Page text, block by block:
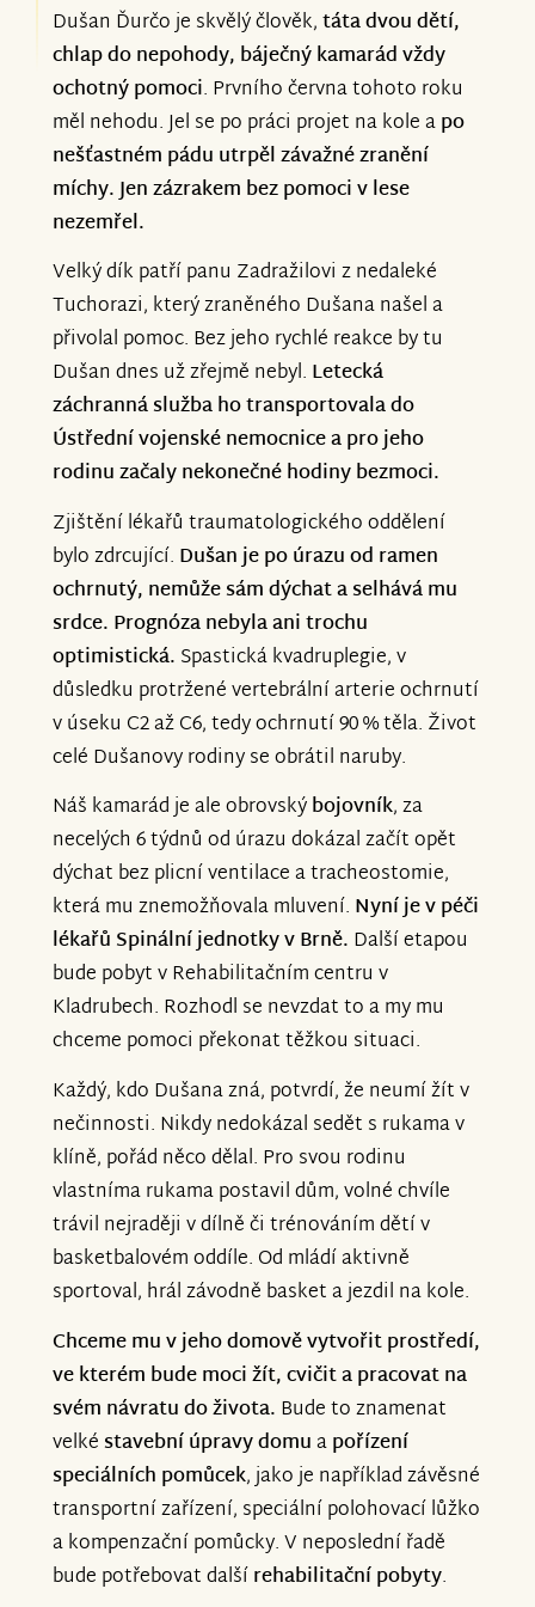
víru, že to společně zvládneme!
Blanka Svobodová a Štolmířáci
se rozhodli nechat sbírku i nadále
běžet. Do budoucna Dušana čekají
nákladné rehabilitace, budeme muset
uzpůsobit bydlení a pořídit kompenzační
pomůcky - velkou část z toho všeho
bohužel pojišťovna nehradí.
Dušan má před sebou ještě dlouhou
cestu. Díky vám na to ale není sám!
Děkujeme! - rodina a kamarádi
Dušan Ďurčo je skvělý člověk,táta dvou dětí,
chlap do nepohody, báječný kamarád vždy
ochotný pomoci. Prvního června tohoto roku
měl nehodu. Jel se po práci projet na kole apo
nešťastném pádu utrpěl závažné zranění
míchy. Jen zázrakem bez pomoci v lese
nezemřel.
Velký dík patří panu Zadražilovi z nedaleké
Tuchorazi, který zraněného Dušana našel a
přivolal pomoc. Bez jeho rychlé reakce by tu
Dušan dnes už zřejmě nebyl. Letecká
záchranná služba ho transportovala do
Ústřední vojenské nemocnice a pro jeho
rodinu začaly nekonečné hodiny bezmoci.
Zjištění lékařů traumatologického oddělení
bylo zdrcující. Dušan je po úrazu od ramen
ochrnutý, nemůže sám dýchat a selhává mu
srdce. Prognóza nebyla ani trochu
optimistická. Spastická kvadruplegie, v
důsledku protržené vertebrální arterie ochrnutí
v úseku C2 až C6, tedy ochrnutí 90 % těla. Život
celé Dušanovy rodiny se obrátil naruby.
Náš kamarád je ale obrovskýbojovník, za
necelých 6 týdnů od úrazu dokázal začít opět
dýchat bez plicní ventilace a tracheostomie,
která mu znemožňovala mluvení. Nyní je v péči
lékařů Spinální jednotky v Brně. Další etapou
bude pobyt v Rehabilitačním centru v
Kladrubech. Rozhodl se nevzdat to a my mu
chceme pomoci překonat těžkou situaci.
Každý, kdo Dušana zná, potvrdí, že neumí žít v
nečinnosti. Nikdy nedokázal sedět s rukama v
klíně, pořád něco dělal. Pro svou rodinu
vlastníma rukama postavil dům, volné chvíle
trávil nejraději v dílně či trénováním dětí v
basketbalovém oddíle. Od mládí aktivně
sportoval, hrál závodně basket a jezdil na kole.
Chceme mu v jeho domově vytvořit prostředí,
ve kterém bude moci žít, cvičit a pracovat na
svém návratu do života. Bude to znamenat
velkéstavební úpravy domuapořízení
speciálních pomůcek, jako je například závěsné
transportní zařízení, speciální polohovací lůžko
a kompenzační pomůcky. V neposlední řadě
bude potřebovat dalšírehabilitační pobyty.